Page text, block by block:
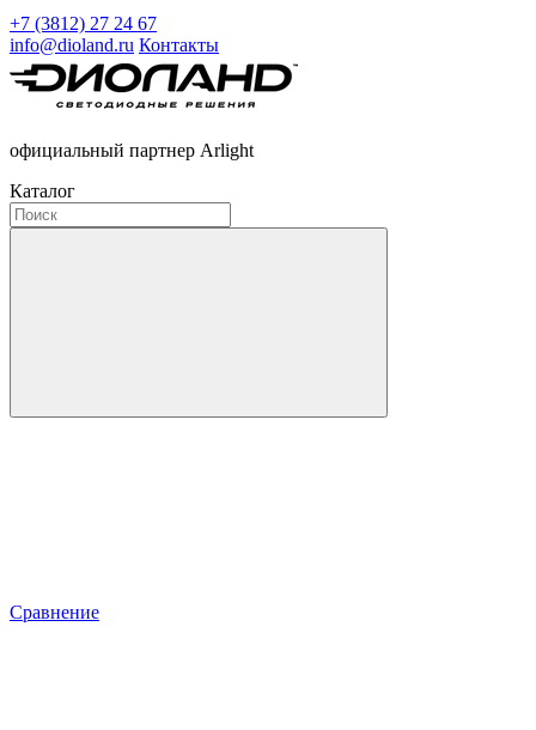
+7 (3812) 27 24 67
info@dioland.ru Контакты
официальный партнер Arlight
Каталог
Сравнение